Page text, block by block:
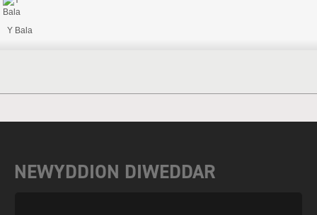
Y Bala
NEWYDDION DIWEDDAR